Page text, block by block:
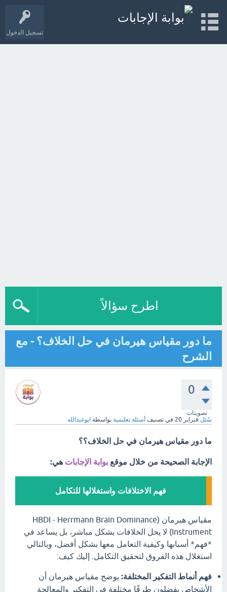
تسجيل الدخول
اطرح سؤالاً
ما دور مقياس هيرمان في حل الخلاف؟ - مع
الشرح
0
تصويتات
سُئل فبراير 20 في تصنيف أسئلة تعليمية بواسطة ابوعبدالله
ما دور مقياس هيرمان في حل الخلاف؟؟
الإجابة الصحيحة من خلال موقع بوابة الإجابات هي:
فهم الاختلافات واستغلالها للتكامل
مقياس هيرمان (HBDI - Herrmann Brain Dominance
Instrument) لا يحل الخلافات بشكل مباشر، بل يساعد في
*فهم* أسبابها وكيفية التعامل معها بشكل أفضل، وبالتالي
استغلال هذه الفروق لتحقيق التكامل. إليك كيف:
فهم أنماط التفكير المختلفة: يوضح مقياس هيرمان أن
الأشخاص يفضلون طرقًا مختلفة في التفكير والمعالجة